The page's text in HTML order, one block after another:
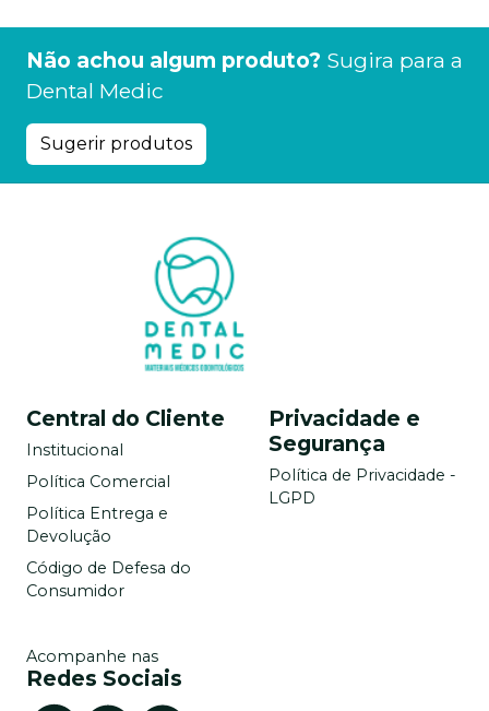
Não achou algum produto? Sugira para a
Dental Medic
Sugerir produtos
Central do Cliente
Institucional
Política Comercial
Política Entrega e
Devolução
Código de Defesa do
Consumidor
Privacidade e
Segurança
Política de Privacidade -
LGPD
Acompanhe nas
Redes Sociais